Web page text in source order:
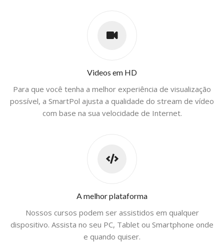
Videos em HD
Para que você tenha a melhor experiência de visualização
possível, a SmartPol ajusta a qualidade do stream de vídeo
com base na sua velocidade de Internet.
A melhor plataforma
Nossos cursos podem ser assistidos em qualquer
dispositivo. Assista no seu PC, Tablet ou Smartphone onde
e quando quiser.